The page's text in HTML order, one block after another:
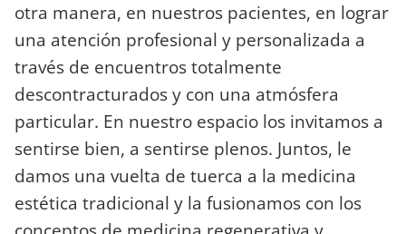
otra manera, en nuestros pacientes, en lograr
una atención profesional y personalizada a
través de encuentros totalmente
descontracturados y con una atmósfera
particular. En nuestro espacio los invitamos a
sentirse bien, a sentirse plenos. Juntos, le
damos una vuelta de tuerca a la medicina
estética tradicional y la fusionamos con los